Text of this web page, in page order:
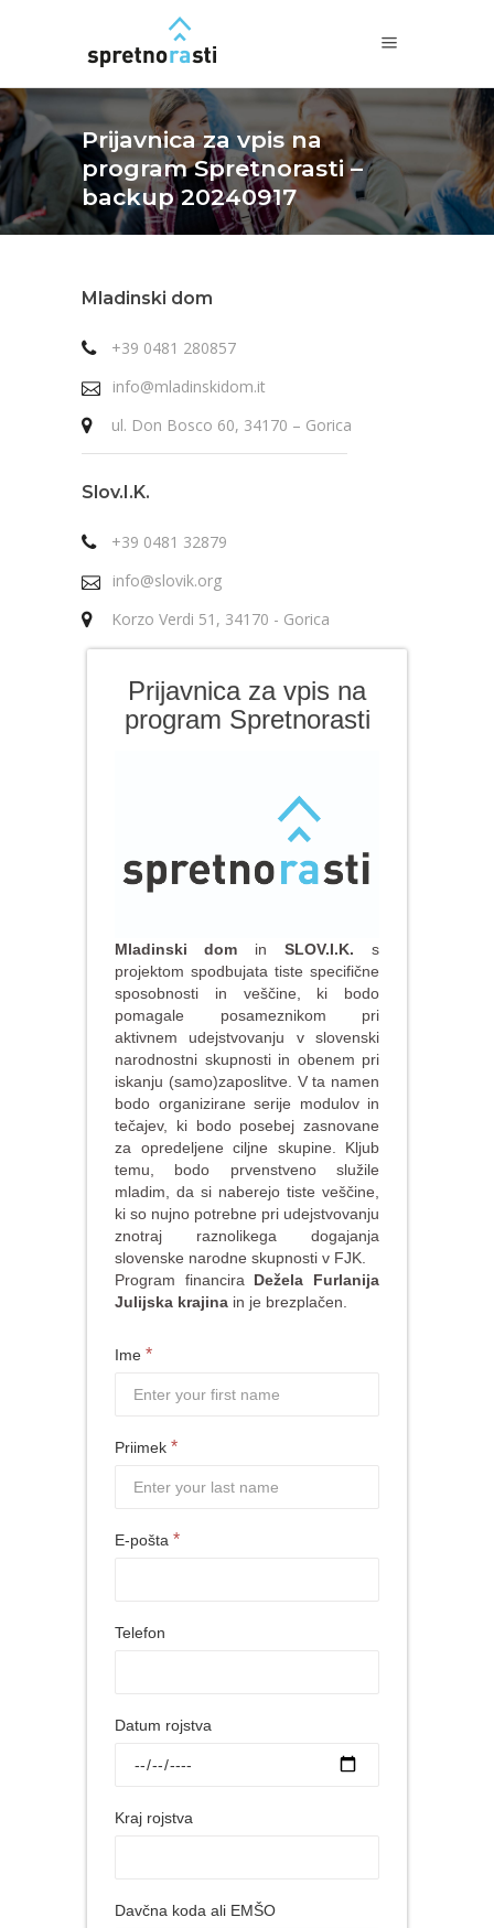
Prijavnica za vpis na
program Spretnorasti –
backup 20240917
Mladinski dom
+39 0481 280857
info@mladinskidom.it
ul. Don Bosco 60, 34170 – Gorica
Slov.I.K.
+39 0481 32879
info@slovik.org
Korzo Verdi 51, 34170 - Gorica
Prijavnica za vpis na
program Spretnorasti
Mladinski dom in SLOV.I.K. s
projektom spodbujata tiste specifične
sposobnosti in veščine, ki bodo
pomagale posameznikom pri
aktivnem udejstvovanju v slovenski
narodnostni skupnosti in obenem pri
iskanju (samo)zaposlitve. V ta namen
bodo organizirane serije modulov in
tečajev, ki bodo posebej zasnovane
za opredeljene ciljne skupine. Kljub
temu, bodo prvenstveno služile
mladim, da si naberejo tiste veščine,
ki so nujno potrebne pri udejstvovanju
znotraj raznolikega dogajanja
slovenske narodne skupnosti v FJK.
Program financira Dežela Furlanija
Julijska krajina in je brezplačen.
Ime *
Priimek *
E-pošta *
Telefon
Datum rojstva
Kraj rojstva
Davčna koda ali EMŠO